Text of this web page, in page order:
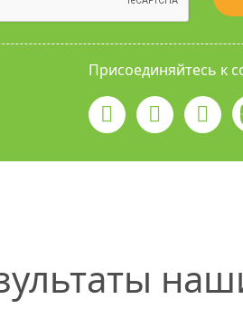
Присоединяйтесь к